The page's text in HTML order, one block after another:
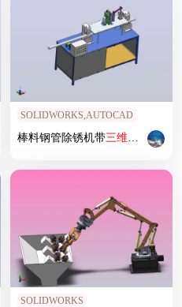
+说明书）
SOLIDWORKS,AUTOCAD
棒料钢管除锈机带三维二维说明书
SOLIDWORKS